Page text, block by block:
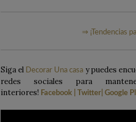
⇒ ¡Tendencias
Siga el Decorar Una casa y puedes
redes sociales para
interiores! Facebook Twitter Google